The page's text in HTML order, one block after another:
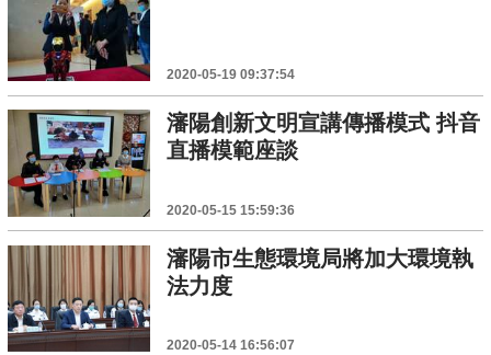
2020-05-19 09:37:54
瀋陽創新文明宣講傳播模式 抖音
直播模範座談
2020-05-15 15:59:36
瀋陽市生態環境局將加大環境執
法力度
2020-05-14 16:56:07